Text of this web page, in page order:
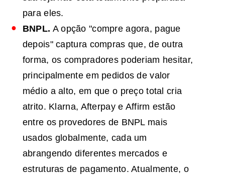
para eles.
BNPL. A opção "compre agora, pague
depois" captura compras que, de outra
forma, os compradores poderiam hesitar,
principalmente em pedidos de valor
médio a alto, em que o preço total cria
atrito. Klarna, Afterpay e Affirm estão
entre os provedores de BNPL mais
usados globalmente, cada um
abrangendo diferentes mercados e
estruturas de pagamento. Atualmente, o